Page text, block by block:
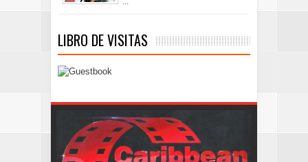
...
LIBRO DE VISITAS